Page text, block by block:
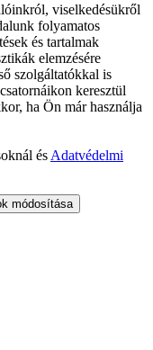
viselkedésükről
folyamatos
és tartalmak
elemzésére
szolgáltatókkal is
keresztül
ha Ön már használja
és Adatvédelmi
módosítása